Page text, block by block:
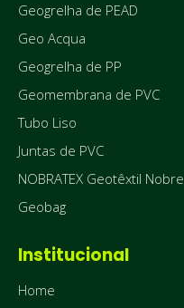
Geogrelha de PEAD
Geo Acqua
Geogrelha de PP
Geomembrana de PVC
Tubo Liso
Juntas de PVC
NOBRATEX Geotêxtil Nobre
Geobag
Institucional
Home